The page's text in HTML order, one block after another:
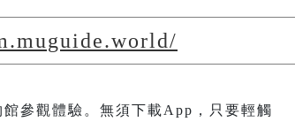
參觀體驗。無須下載App，只要輕觸